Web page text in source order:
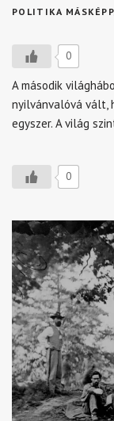
POLITIKA MÁSKÉPP
0
A második
nyilvánvalóvá vált,
egyszer. A világ
0